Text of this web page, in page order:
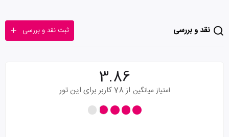
نقد و بررسی ثبت نقد و بررسی
3.86
امتیاز میانگین از 78 کاربر برای این تور